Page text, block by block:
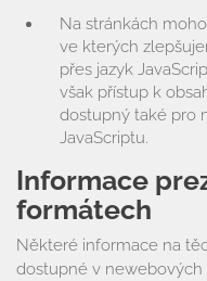
Na stránkách
ve kterých
přes jazyk
však přístup k
dostupný také pro
JavaScriptu.
Informace
formátech
Některé informace na
dostupné v